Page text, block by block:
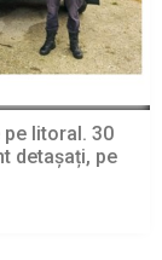
litoral. 30
detașați, pe